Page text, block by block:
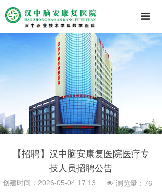
끀
【招聘】汉中脑安康复医院医疗专
技人员招聘公告
创建时间： 2026-05-04 17:13 넶 浏览量： 76